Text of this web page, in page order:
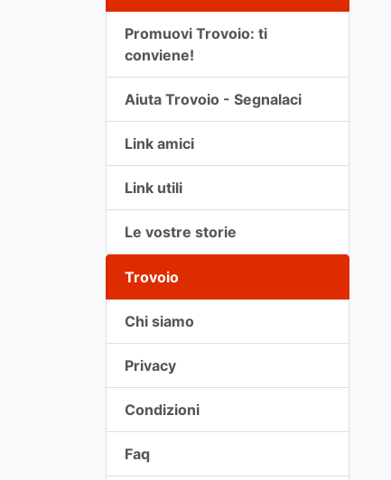
Promuovi Trovoio: ti
conviene!
Aiuta Trovoio - Segnalaci
Link amici
Link utili
Le vostre storie
Trovoio
Chi siamo
Privacy
Condizioni
Faq